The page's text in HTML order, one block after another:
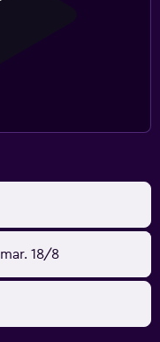
mar. 18/8